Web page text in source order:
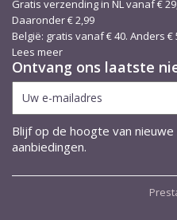
Gratis verzending in NL vanaf €
Daaronder € 2,99
België: gratis vanaf € 40. Anders €
Lees meer
Ontvang ons laatste
Blijf op de hoogte van
aanbiedingen.